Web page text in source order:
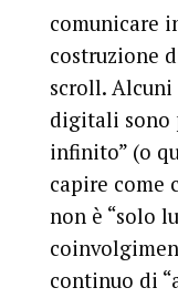
comunicare
costruzione
scroll. Alcuni
digitali sono
infinito” (o
capire come
non è “solo
continuo di